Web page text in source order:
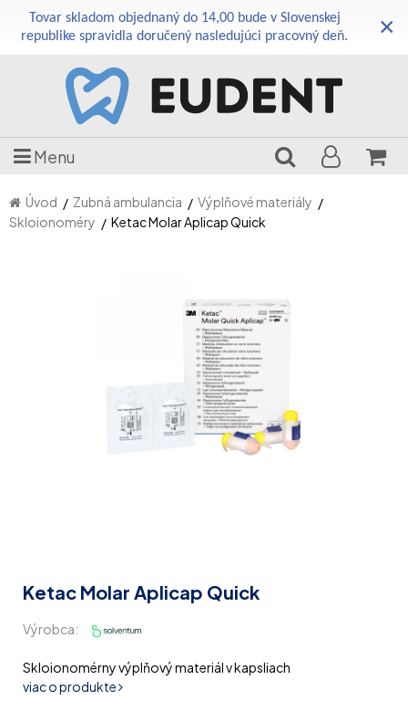
Tovar skladom objednaný do 14,00 bude v Slovenskej
republike spravidla doručený nasledujúci pracovný deň.
×
Menu
Úvod Zubná ambulancia
Výplňové materiály
Skloionoméry
Ketac Molar Aplicap Quick
Ketac Molar Aplicap Quick
Výrobca:
Skloionomérny výplňový materiál v kapsliach
viac o produkte